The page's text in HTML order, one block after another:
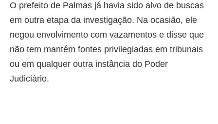
O prefeito de Palmas já havia sido alvo de buscas
em outra etapa da investigação. Na ocasião, ele
negou envolvimento com vazamentos e disse que
não tem mantém fontes privilegiadas em tribunais
ou em qualquer outra instância do Poder
Judiciário.